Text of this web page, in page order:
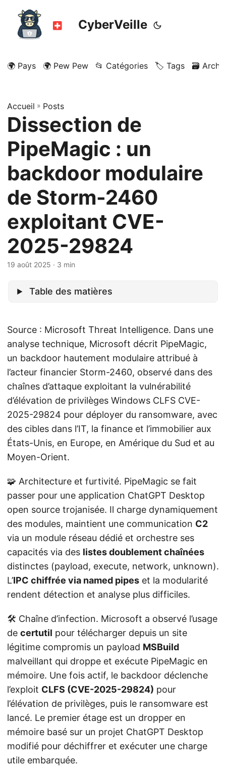
CyberVeille
🌍 Pays 🌍 Pew Pew 📂 Catégories 🏷️ Tags 🗃️
Accueil » Posts
Dissection de
PipeMagic : un
backdoor modulaire
de Storm-2460
exploitant CVE-
2025-29824
19 août 2025 · 3 min
Table des matières
Source : Microsoft Threat Intelligence. Dans une
analyse technique, Microsoft décrit PipeMagic,
un backdoor hautement modulaire attribué à
l’acteur financier Storm-2460, observé dans des
chaînes d’attaque exploitant la vulnérabilité
d’élévation de privilèges Windows CLFS CVE-
2025-29824 pour déployer du ransomware, avec
des cibles dans l’IT, la finance et l’immobilier aux
États-Unis, en Europe, en Amérique du Sud et au
Moyen-Orient.
🧩 Architecture et furtivité. PipeMagic se fait
passer pour une application ChatGPT Desktop
open source trojanisée. Il charge dynamiquement
des modules, maintient une communication C2
via un module réseau dédié et orchestre ses
capacités via des listes doublement chaînées
distinctes (payload, execute, network, unknown).
L’IPC chiffrée via named pipes et la modularité
rendent détection et analyse plus difficiles.
🛠️ Chaîne d’infection. Microsoft a observé l’usage
de certutil pour télécharger depuis un site
légitime compromis un payload MSBuild
malveillant qui droppe et exécute PipeMagic en
mémoire. Une fois actif, le backdoor déclenche
l’exploit CLFS (CVE-2025-29824) pour
l’élévation de privilèges, puis le ransomware est
lancé. Le premier étage est un dropper en
mémoire basé sur un projet ChatGPT Desktop
modifié pour déchiffrer et exécuter une charge
utile embarquée.